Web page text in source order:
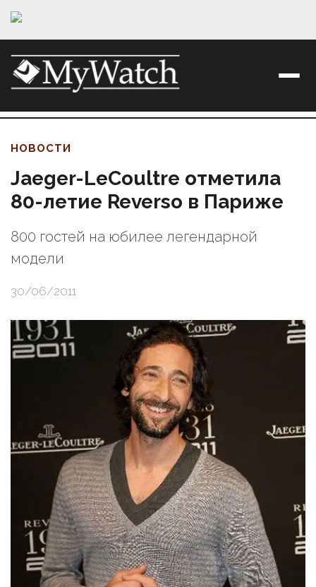
НОВОСТИ
Jaeger-LeCoultre отметила
80-летие Reverso в Париже
800 гостей на юбилее легендарной
модели
30/06/2011